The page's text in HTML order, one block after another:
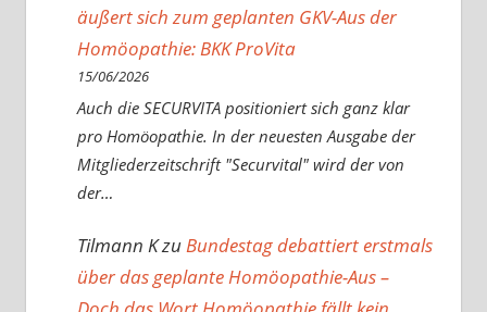
äußert sich zum geplanten GKV-Aus der
Homöopathie: BKK ProVita
15/06/2026
Auch die SECURVITA positioniert sich ganz klar
pro Homöopathie. In der neuesten Ausgabe der
Mitgliederzeitschrift "Securvital" wird der von
der…
Tilmann KzuBundestag debattiert erstmals
über das geplante Homöopathie-Aus –